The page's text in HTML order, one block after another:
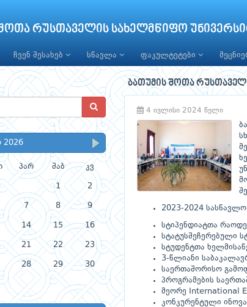
რუსთაველის სახელმწიფო
ჩვენ შესახებ სწავლა ფაკულტეტები
2026
პარ შაბ კვ
1 2
7 8 9
14 15 16
21 22 23
28 29 30
ბათუმის შოთა
4 ივლისი 2024 წელი
2023-2024
სტიპენდიატთა
სტატუსშეჩერებული
სტუდენტთა
3-წლიანი
საერთაშორისო
პროგრამების
მეორე International
კონკურენტული